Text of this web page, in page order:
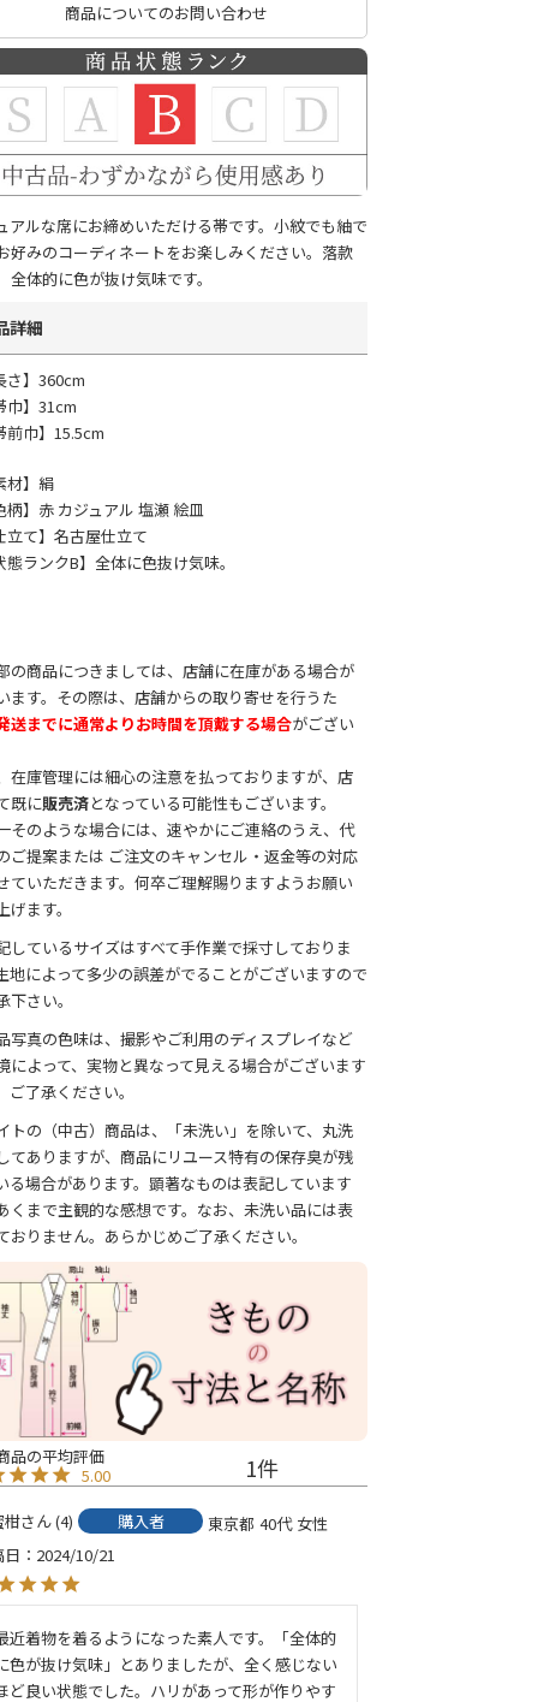
商品についてのお問い合わせ
アルな席にお締めいただける帯です。小紋でも紬で
好みのコーディネートをお楽しみください。落款
全体的に色が抜け気味です。
詳細
さ】360cm
巾】31cm
前巾】15.5cm
材】絹
柄】赤 カジュアル 塩瀬 絵皿
立て】名古屋仕立て
態ランクB】全体に色抜け気味。
の商品につきましては、店舗に在庫がある場合が
ます。その際は、店舗からの取り寄せを行うた
送までに通常よりお時間を頂戴する場合がござい
在庫管理には細心の注意を払っておりますが、店
既に販売済となっている可能性もございます。
そのような場合には、速やかにご連絡のうえ、代
ご提案または ご注文のキャンセル・返金等の対応
ていただきます。何卒ご理解賜りますようお願い
げます。
ているサイズはすべて手作業で採寸しておりま
地によって多少の誤差がでることがございますので
下さい。
写真の色味は、撮影やご利用のディスプレイなど
によって、実物と異なって見える場合がございます
ご了承ください。
トの（中古）商品は、「未洗い」を除いて、丸洗
てありますが、商品にリユース特有の保存臭が残
る場合があります。顕著なものは表記しています
くまで主観的な感想です。なお、未洗い品には表
おりません。あらかじめご了承ください。
5.00 1
柑 4 購入者 東京都 40代 女性
日
2024/10/21
近着物を着るようになった素人です。「全体的
色が抜け気味」とありましたが、全く感じない
ど良い状態でした。ハリがあって形が作りやす